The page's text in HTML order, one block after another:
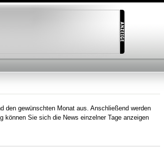
den gewünschten Monat aus. Anschließend werden
können Sie sich die News einzelner Tage anzeigen